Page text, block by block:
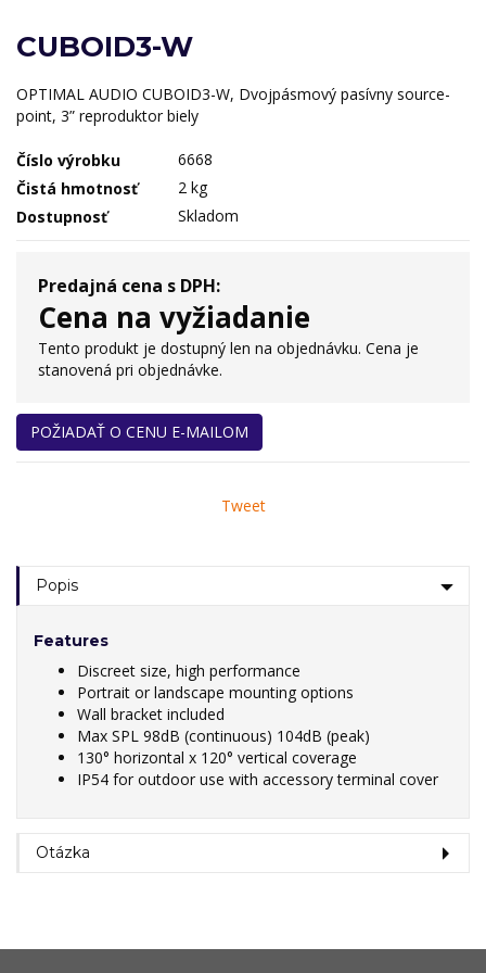
CUBOID3-W
OPTIMAL AUDIO CUBOID3-W, Dvojpásmový pasívny source-
point, 3” reproduktor biely
Číslo výrobku
6668
Čistá hmotnosť
2 kg
Dostupnosť
Skladom
Predajná cena s DPH:
Cena na vyžiadanie
Tento produkt je dostupný len na objednávku. Cena je
stanovená pri objednávke.
POŽIADAŤ O CENU E-MAILOM
Tweet
Popis
Features
Discreet size, high performance
Portrait or landscape mounting options
Wall bracket included
Max SPL 98dB (continuous) 104dB (peak)
130° horizontal x 120° vertical coverage
IP54 for outdoor use with accessory terminal cover
Otázka